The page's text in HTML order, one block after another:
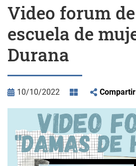
Video forum
escuela de
Durana
10/10/2022 Compartir